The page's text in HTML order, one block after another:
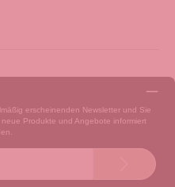
erscheinenden Newsletter und Sie
Produkte und Angebote informiert